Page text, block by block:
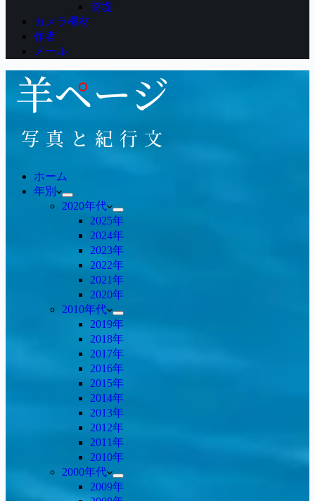
突堤
カメラ機材
作者
メール
ホーム
年別
2020年代
2025年
2024年
2023年
2022年
2021年
2020年
2010年代
2019年
2018年
2017年
2016年
2015年
2014年
2013年
2012年
2011年
2010年
2000年代
2009年